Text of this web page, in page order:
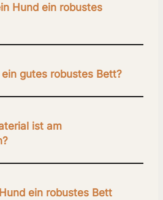
Hund ein robustes
gutes robustes Bett?
ist am
ein robustes Bett